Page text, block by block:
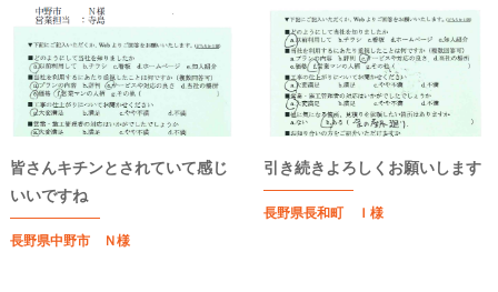
皆さんキチンとされていて感じ
いいですね
長野県中野市 Ｎ様
引き続きよろしくお願いします
長野県長和町 Ｉ様